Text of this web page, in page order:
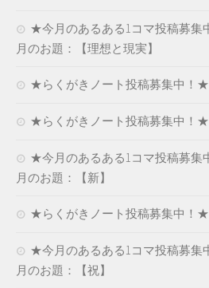
★今月のあるある1コマ投稿募集
月のお題：【理想と現実】
★らくがきノート投稿募集中！★
★らくがきノート投稿募集中！★
★今月のあるある1コマ投稿募集
月のお題：【新】
★らくがきノート投稿募集中！★
★今月のあるある1コマ投稿募集
月のお題：【祝】